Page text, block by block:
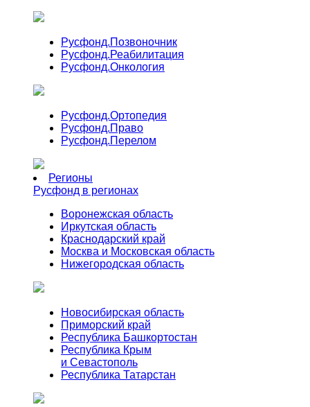
Русфонд.Позвоночник
Русфонд.Реабилитация
Русфонд.Онкология
Русфонд.Ортопедия
Русфонд.Право
Русфонд.Перелом
Регионы
Русфонд в регионах
Воронежская область
Иркутская область
Краснодарский край
Москва и Московская область
Нижегородская область
Новосибирская область
Приморский край
Республика Башкортостан
Республика Крым
и Севастополь
Республика Татарстан